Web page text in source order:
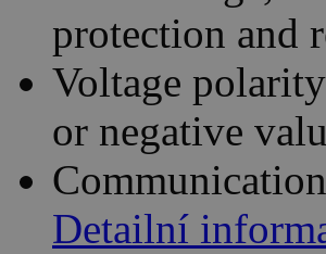
protection and
Voltage
or negative
Detailní